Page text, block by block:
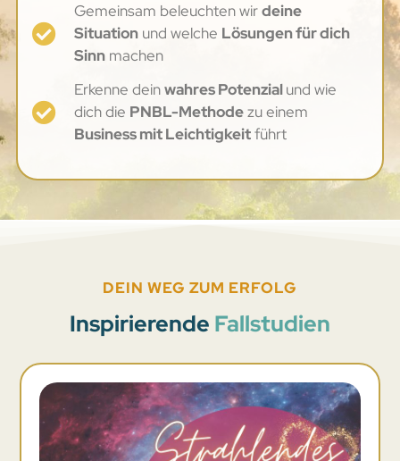
Gemeinsam beleuchten wirdeine
Situation und welche Lösungen für dich
Sinn machen
Erkenne deinwahres Potenzialund wie
dich die PNBL-Methodezu einem
Business mit Leichtigkeitführt
DEIN WEG ZUM ERFOLG
Inspirierende Fallstudien